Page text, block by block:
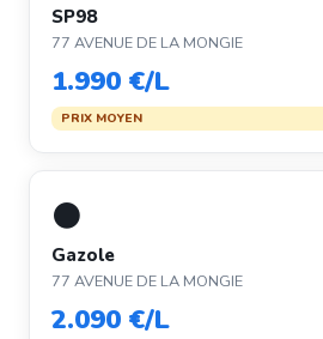
SP98
77 AVENUE DE LA MONGIE
1.990 €/L
PRIX MOYEN
⚫
Gazole
77 AVENUE DE LA MONGIE
2.090 €/L